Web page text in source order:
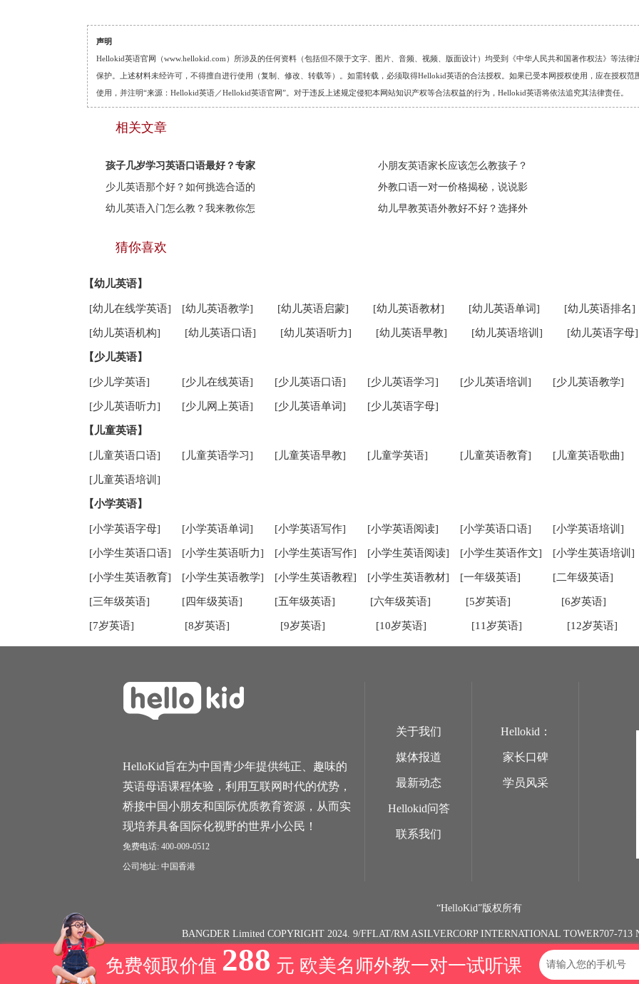
声明
Hellokid英语官网（www.hellokid.com）所涉及的任何资料（包括但不限于文字、图片、音频、视频、版面设计）均受到《中华人民共和国著作权法》等法律
保护。上述材料未经许可，不得擅自进行使用（复制、修改、转载等）。如需转载，必须取得Hellokid英语的合法授权。如果已受本网授权使用，应在授权范
使用，并注明“来源：Hellokid英语／Hellokid英语官网”。对于违反上述规定侵犯本网站知识产权等合法权益的行为，Hellokid英语将依法追究其法律责任。
相关文章
孩子几岁学习英语口语最好？专家
小朋友英语家长应该怎么教孩子？
少儿英语那个好？如何挑选合适的
外教口语一对一价格揭秘，说说影
幼儿英语入门怎么教？我来教你怎
幼儿早教英语外教好不好？选择外
猜你喜欢
【幼儿英语】
[幼儿在线学英语] [幼儿英语教学] [幼儿英语启蒙] [幼儿英语教材] [幼儿英语单词] [幼儿英语排名]
[幼儿英语机构] [幼儿英语口语] [幼儿英语听力] [幼儿英语早教] [幼儿英语培训] [幼儿英语字母]
【少儿英语】
[少儿学英语] [少儿在线英语] [少儿英语口语] [少儿英语学习] [少儿英语培训] [少儿英语教学]
[少儿英语听力] [少儿网上英语] [少儿英语单词] [少儿英语字母]
【儿童英语】
[儿童英语口语] [儿童英语学习] [儿童英语早教] [儿童学英语] [儿童英语教育] [儿童英语歌曲]
[儿童英语培训]
【小学英语】
[小学英语字母] [小学英语单词] [小学英语写作] [小学英语阅读] [小学英语口语] [小学英语培训]
[小学生英语口语] [小学生英语听力] [小学生英语写作] [小学生英语阅读] [小学生英语作文] [小学生英语培训]
[小学生英语教育] [小学生英语教学] [小学生英语教程] [小学生英语教材] [一年级英语] [二年级英语]
[三年级英语] [四年级英语] [五年级英语] [六年级英语] [5岁英语] [6岁英语]
[7岁英语] [8岁英语] [9岁英语] [10岁英语] [11岁英语] [12岁英语]
HelloKid旨在为中国青少年提供纯正、趣味的
英语母语课程体验，利用互联网时代的优势，
桥接中国小朋友和国际优质教育资源，从而实
现培养具备国际化视野的世界小公民！
免费电话: 400-009-0512
公司地址: 中国香港
关于我们
媒体报道
最新动态
Hellokid问答
联系我们
Hellokid：
家长口碑
学员风采
“HelloKid”版权所有
BANGDER Limited COPYRIGHT 2024. 9/FFLAT/RM ASILVERCORP INTERNATIONAL TOWER707-
免费领取价值 288 元 欧美名师外教一对一试听课